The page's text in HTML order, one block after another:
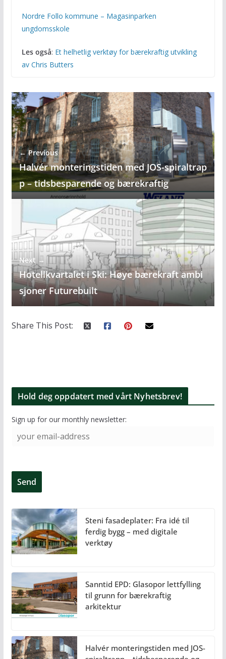
Nordre Follo kommune – Magasinparken
ungdomsskole
Les også: Et helhetlig verktøy for bærekraftig utvikling
av Chris Butters
← Previous
Halvér monteringstiden med JOS-spiraltrap
p – tidsbesparende og bærekraftig
Next →
Hotellkvartalet i Ski: Høye bærekraft ambi
sjoner Futurebuilt
Share This Post:
Hold deg oppdatert med vårt Nyhetsbrev!
Sign up for our monthly newsletter:
Steni fasadeplater: Fra idé til
ferdig bygg – med digitale
verktøy
Sanntid EPD: Glasopor lettfylling
til grunn for bærekraftig
arkitektur
Halvér monteringstiden med JOS-